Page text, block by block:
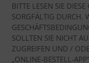
BITTE LESEN SIE
SORGFÄLTIG DURCH.
SOLLTEN SIE NICHT
ZUGREIFEN UND /
„ONLINE-BESTELL-